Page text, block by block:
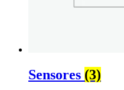
Sensores (3)